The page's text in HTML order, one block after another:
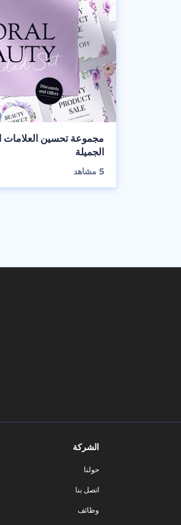
مجموعة تحسين العلامات
الجميلة
5 مشاهد
الشركة
حولنا
اتصل بنا
وظائف